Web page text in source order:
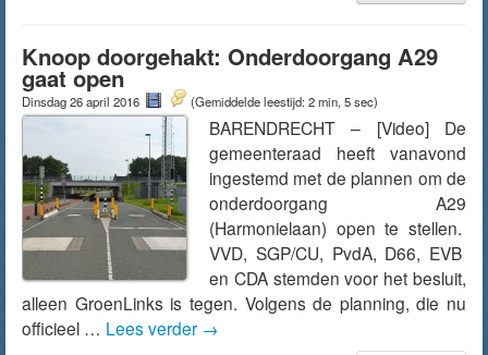
Knoop doorgehakt: Onderdoorgang A29
gaat open
Dinsdag 26 april 2016 (Gemiddelde leestijd: 2 min, 5 sec)
BARENDRECHT – [Video] De
gemeenteraad heeft vanavond
ingestemd met de plannen om de
onderdoorgang A29
(Harmonielaan) open te stellen.
VVD, SGP/CU, PvdA, D66, EVB
en CDA stemden voor het besluit,
alleen GroenLinks is tegen. Volgens de planning, die nu
officieel … Lees verder →